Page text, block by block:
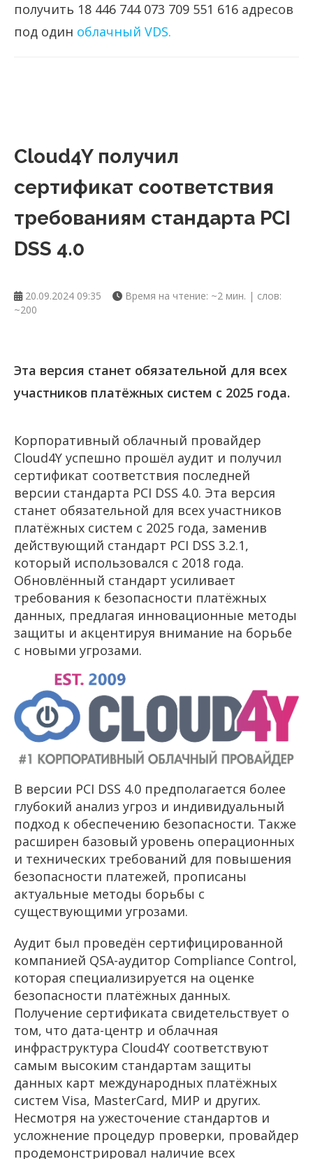
получить 18 446 744 073 709 551 616 адресов
под один облачный VDS.
Cloud4Y получил
сертификат соответствия
требованиям стандарта PCI
DSS 4.0
20.09.2024 09:35
Время на чтение: ~2 мин. | слов:
~200
Эта версия станет обязательной для всех
участников платёжных систем с 2025 года.
Корпоративный облачный провайдер
Cloud4Y успешно прошёл аудит и получил
сертификат соответствия последней
версии стандарта PCI DSS 4.0. Эта версия
станет обязательной для всех участников
платёжных систем с 2025 года, заменив
действующий стандарт PCI DSS 3.2.1,
который использовался с 2018 года.
Обновлённый стандарт усиливает
требования к безопасности платёжных
данных, предлагая инновационные методы
защиты и акцентируя внимание на борьбе
с новыми угрозами.
В версии PCI DSS 4.0 предполагается более
глубокий анализ угроз и индивидуальный
подход к обеспечению безопасности. Также
расширен базовый уровень операционных
и технических требований для повышения
безопасности платежей, прописаны
актуальные методы борьбы с
существующими угрозами.
Аудит был проведён сертифицированной
компанией QSA-аудитор Compliance Control,
которая специализируется на оценке
безопасности платёжных данных.
Получение сертификата свидетельствует о
том, что дата-центр и облачная
инфраструктура Cloud4Y соответствуют
самым высоким стандартам защиты
данных карт международных платёжных
систем Visa, MasterCard, МИР и других.
Несмотря на ужесточение стандартов и
усложнение процедур проверки, провайдер
продемонстрировал наличие всех